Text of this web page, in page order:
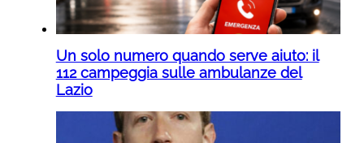
Un solo numero quando serve aiuto: il
112 campeggia sulle ambulanze del
Lazio